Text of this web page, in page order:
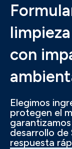
con
Elegimos
protegen el
desarrollo
respuesta